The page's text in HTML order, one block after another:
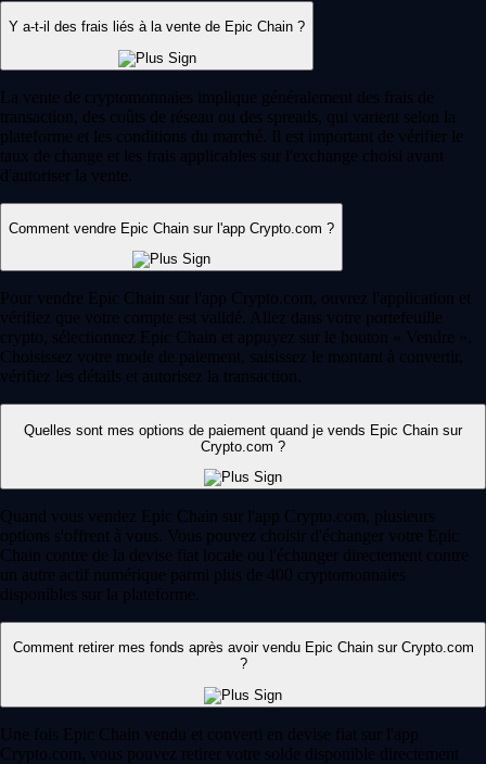
Y a-t-il des frais liés à la vente de Epic Chain ?
La vente de cryptomonnaies implique généralement des frais de
transaction, des coûts de réseau ou des spreads, qui varient selon la
plateforme et les conditions du marché. Il est important de vérifier le
taux de change et les frais applicables sur l'exchange choisi avant
d'autoriser la vente.
Comment vendre Epic Chain sur l'app Crypto.com ?
Pour vendre Epic Chain sur l'app Crypto.com, ouvrez l'application et
vérifiez que votre compte est validé. Allez dans votre portefeuille
crypto, sélectionnez Epic Chain et appuyez sur le bouton « Vendre ».
Choisissez votre mode de paiement, saisissez le montant à convertir,
vérifiez les détails et autorisez la transaction.
Quelles sont mes options de paiement quand je vends Epic Chain sur
Crypto.com ?
Quand vous vendez Epic Chain sur l'app Crypto.com, plusieurs
options s'offrent à vous. Vous pouvez choisir d'échanger votre Epic
Chain contre de la devise fiat locale ou l'échanger directement contre
un autre actif numérique parmi plus de 400 cryptomonnaies
disponibles sur la plateforme.
Comment retirer mes fonds après avoir vendu Epic Chain sur Crypto.com
?
Une fois Epic Chain vendu et converti en devise fiat sur l'app
Crypto.com, vous pouvez retirer votre solde disponible directement